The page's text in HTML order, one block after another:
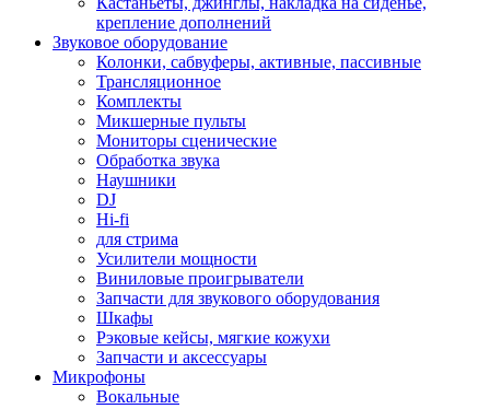
крепление дополнений
Звуковое оборудование
Колонки, сабвуферы, активные, пассивные
Трансляционное
Комплекты
Микшерные пульты
Мониторы сценические
Обработка звука
Наушники
DJ
Hi-fi
для стрима
Усилители мощности
Виниловые проигрыватели
Запчасти для звукового оборудования
Шкафы
Рэковые кейсы, мягкие кожухи
Запчасти и аксессуары
Микрофоны
Вокальные